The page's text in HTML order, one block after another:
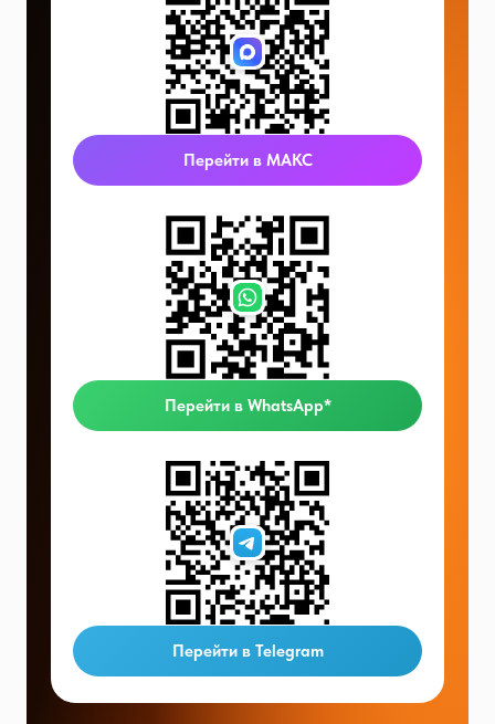
Перейти в МАКС
Перейти в WhatsApp*
Перейти в Telegram